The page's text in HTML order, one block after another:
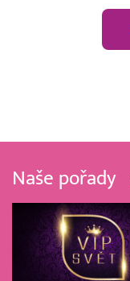
Naše pořady